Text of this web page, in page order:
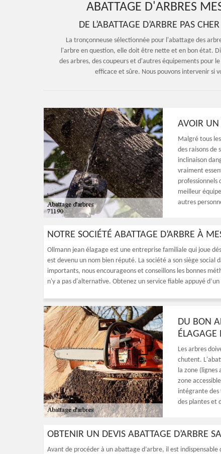
ABATTAGE D'ARBRES
DE L’ABATTAGE D’ARBRE PAS
La tronçonneuse sélectionnée pour l'abattage des
l'arbre en question, elle doit être nette et en bon état.
des arbres, des coupeurs et d'autres équipements pour
efficace et sûre. Nous pouvons intervenir si
AVOIR UN
Malgré tous
des raisons de
inclinaison
vraiment
professionnels
meilleur
autres
NOTRE SOCIÉTÉ ABATTAGE D’ARBRE À
Ollmann jean élagage est une entreprise familiale qui joue
est devenu un nom bien réputé. La société a son siège social
importants, nous encourageons et conseillons les bonnes
n'y a pas d'alternative. Obtenez un service fiable appuyé
DU BON
ÉLAGAGE
Les arbres
chutent.
la zone
zone
intégrante des
des plantes et
OBTENIR UN DEVIS ABATTAGE D’ARBRE
Avant de procéder à un abattage d’arbre, il est